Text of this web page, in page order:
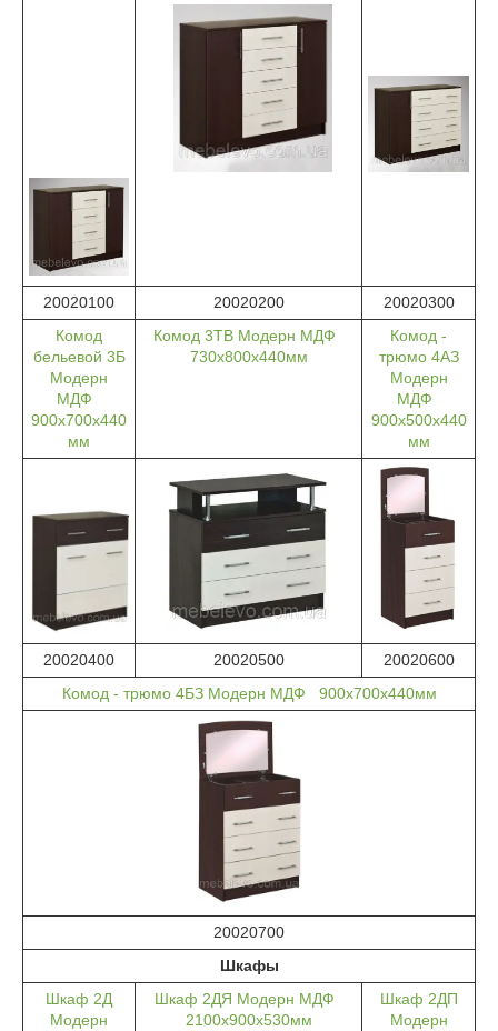
20020100 20020200
20020300
Комод
бельевой 3Б
Модерн
МДФ
900х700х440
мм
Комод 3ТВ Модерн МДФ
730х800х440мм
Комод -
трюмо 4АЗ
Модерн
МДФ
900х500х440
мм
20020400 20020500
20020600
Комод - трюмо 4БЗ Модерн МДФ 900х700х440мм
20020700
Шкафы
Шкаф 2Д
Модерн
Шкаф 2ДЯ Модерн МДФ
2100х900х530мм
Шкаф 2ДП
Модерн